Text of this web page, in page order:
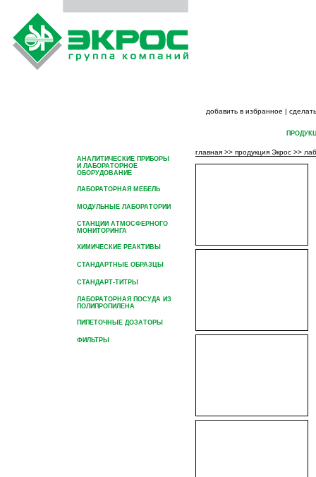
добавить в избранное |
АНАЛИТИЧЕСКИЕ ПРИБОРЫ
И ЛАБОРАТОРНОЕ
ОБОРУДОВАНИЕ
ЛАБОРАТОРНАЯ МЕБЕЛЬ
МОДУЛЬНЫЕ ЛАБОРАТОРИИ
СТАНЦИИ АТМОСФЕРНОГО
МОНИТОРИНГА
ХИМИЧЕСКИЕ РЕАКТИВЫ
СТАНДАРТНЫЕ ОБРАЗЦЫ
СТАНДАРТ-ТИТРЫ
ЛАБОРАТОРНАЯ ПОСУДА ИЗ
ПОЛИПРОПИЛЕНА
ПИПЕТОЧНЫЕ ДОЗАТОРЫ
ФИЛЬТРЫ
главная >> продукция Экрос >>